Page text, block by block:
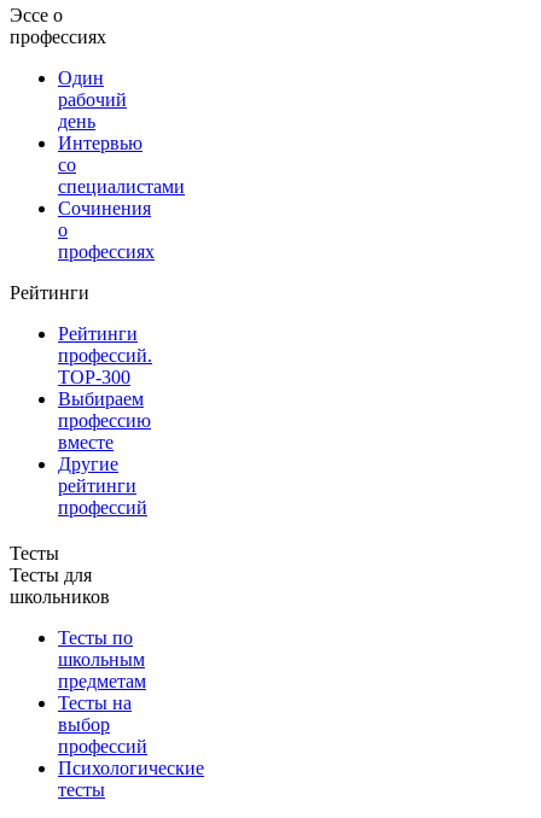
Эссе о
профессиях
Один
рабочий
день
Интервью
со
специалистами
Сочинения
о
профессиях
Рейтинги
Рейтинги
профессий.
TOP-300
Выбираем
профессию
вместе
Другие
рейтинги
профессий
Тесты
Тесты для
школьников
Тесты по
школьным
предметам
Тесты на
выбор
профессий
Психологические
тесты